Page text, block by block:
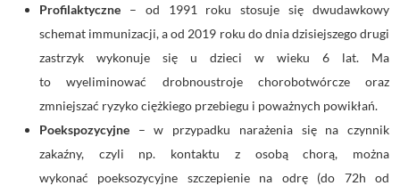
Profilaktyczne – od 1991 roku stosuje się dwudawkowy
schemat immunizacji, a od 2019 roku do dnia dzisiejszego drugi
zastrzyk wykonuje się u dzieci w wieku 6 lat. Ma
to wyeliminować drobnoustroje chorobotwórcze oraz
zmniejszać ryzyko ciężkiego przebiegu i poważnych powikłań.
Poekspozycyjne – w przypadku narażenia się na czynnik
zakaźny, czyli np. kontaktu z osobą chorą, można
wykonać poeksozycyjne szczepienie na odrę (do 72h od